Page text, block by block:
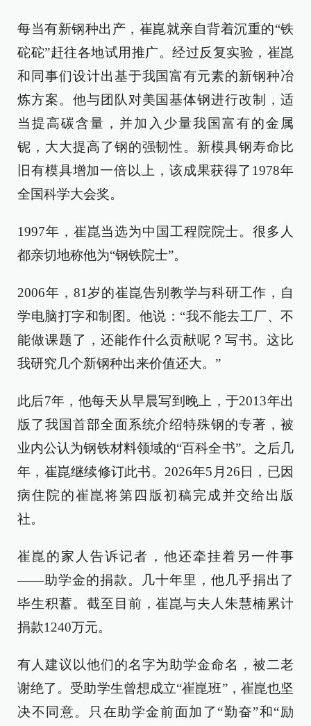
每当有新钢种出产，崔崑就亲自背着沉重的“铁
砣砣”赶往各地试用推广。经过反复实验，崔崑
和同事们设计出基于我国富有元素的新钢种冶
炼方案。他与团队对美国基体钢进行改制，适
当提高碳含量，并加入少量我国富有的金属
铌，大大提高了钢的强韧性。新模具钢寿命比
旧有模具增加一倍以上，该成果获得了1978年
全国科学大会奖。
1997年，崔崑当选为中国工程院院士。很多人
都亲切地称他为“钢铁院士”。
2006年，81岁的崔崑告别教学与科研工作，自
学电脑打字和制图。他说：“我不能去工厂、不
能做课题了，还能作什么贡献呢？写书。这比
我研究几个新钢种出来价值还大。”
此后7年，他每天从早晨写到晚上，于2013年出
版了我国首部全面系统介绍特殊钢的专著，被
业内公认为钢铁材料领域的“百科全书”。之后几
年，崔崑继续修订此书。2026年5月26日，已因
病住院的崔崑将第四版初稿完成并交给出版
社。
崔崑的家人告诉记者，他还牵挂着另一件事
——助学金的捐款。几十年里，他几乎捐出了
毕生积蓄。截至目前，崔崑与夫人朱慧楠累计
捐款1240万元。
有人建议以他们的名字为助学金命名，被二老
谢绝了。受助学生曾想成立“崔崑班”，崔崑也坚
决不同意。只在助学金前面加了“勤奋”和“励